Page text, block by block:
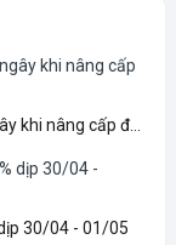
khi nâng cấp đ...
30/04 - 01/05